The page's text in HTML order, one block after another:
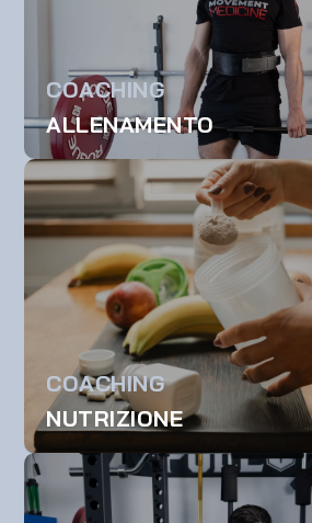
COACHING
ALLENAMENTO
COACHING
NUTRIZIONE